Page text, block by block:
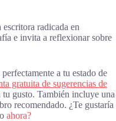
radicada en
e invita a reflexionar sobre
a tu estado de
gratuita de sugerencias de
tu gusto. También incluye una
recomendado. ¿Te gustaría
ahora?